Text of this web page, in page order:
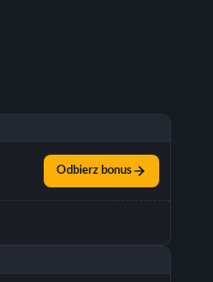
Odbierz bonus